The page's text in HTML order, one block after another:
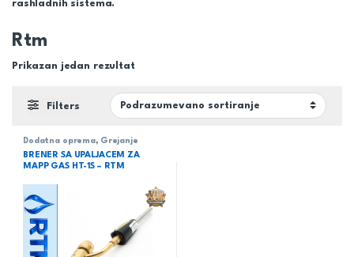
rashladnih sistema.
Rtm
Prikazan jedan rezultat
Filters
Dodatna oprema, Grejanje
BRENER SA UPALJACEM ZA
MAPP GAS HT-1S – RTM